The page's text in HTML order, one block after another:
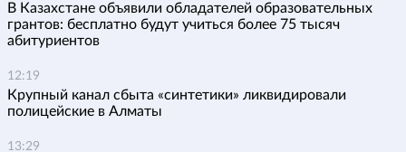
В Казахстане объявили обладателей образовательных
грантов: бесплатно будут учиться более 75 тысяч
абитуриентов
12:19
Крупный канал сбыта «синтетики» ликвидировали
полицейские в Алматы
13:29